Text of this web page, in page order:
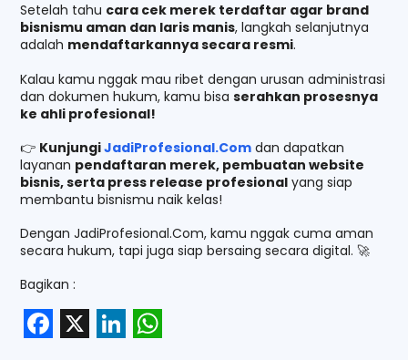
Setelah tahu cara cek merek terdaftar agar brand
bisnismu aman dan laris manis, langkah selanjutnya
adalah mendaftarkannya secara resmi.
Kalau kamu nggak mau ribet dengan urusan administrasi
dan dokumen hukum, kamu bisaserahkan prosesnya
ke ahli profesional!
👉 KunjungiJadiProfesional.Com dan dapatkan
layanan pendaftaran merek, pembuatan website
bisnis, serta press release profesional yang siap
membantu bisnismu naik kelas!
Dengan JadiProfesional.Com, kamu nggak cuma aman
secara hukum, tapi juga siap bersaing secara digital. 🚀
Bagikan :